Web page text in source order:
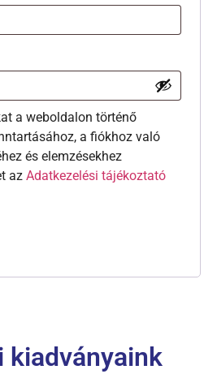
a weboldalon történő
a fiókhoz való
és elemzésekhez
az Adatkezelési tájékoztató
kiadványaink